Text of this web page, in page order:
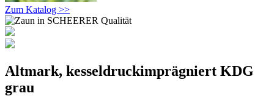
Zum Katalog >>
Altmark, kesseldruckimprägniert KDG
grau